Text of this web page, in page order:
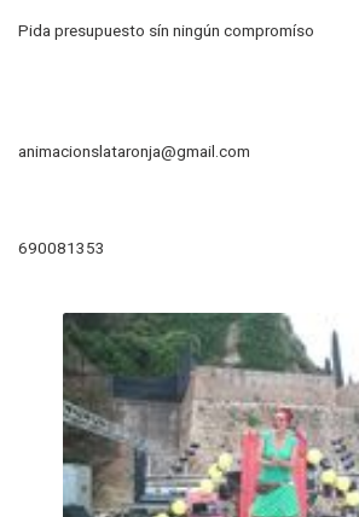
Pida presupuesto sín ningún compromíso
animacionslataronja@gmail.com
690081353